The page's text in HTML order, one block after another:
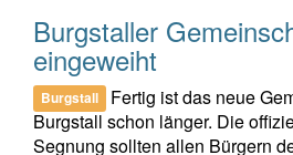
Burgstaller
eingeweiht
Burgstall
Fertig ist das neue
Burgstall schon länger. Die
Segnung sollten allen Bürgern